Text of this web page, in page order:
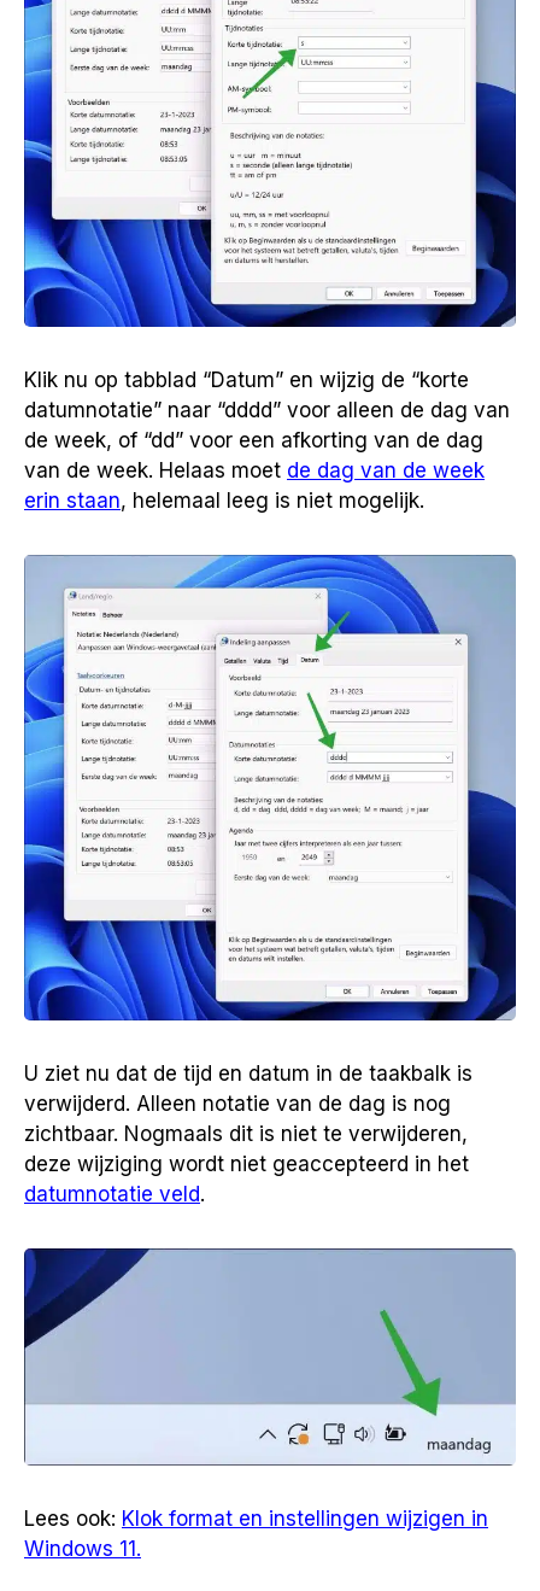
Klik nu op tabblad “Datum” en wijzig de “korte
datumnotatie” naar “dddd” voor alleen de dag van
de week, of “dd” voor een afkorting van de dag
van de week. Helaas moet de dag van de week
erin staan, helemaal leeg is niet mogelijk.
U ziet nu dat de tijd en datum in de taakbalk is
verwijderd. Alleen notatie van de dag is nog
zichtbaar. Nogmaals dit is niet te verwijderen,
deze wijziging wordt niet geaccepteerd in het
datumnotatie veld.
Lees ook: Klok format en instellingen wijzigen in
Windows 11.